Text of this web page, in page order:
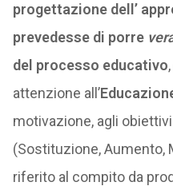
progettazione dell’
prevedesse di porre
del processo educativo
attenzione all’
motivazione, agli obiettivi
(Sostituzione, Aumento,
riferito al compito da